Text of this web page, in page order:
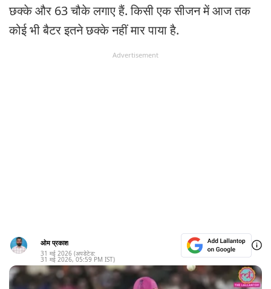
छक्के और 63 चौके लगाए हैं. किसी एक सीजन में आज तक
कोई भी बैटर इतने छक्के नहीं मार पाया है.
Advertisement
ओम प्रकाश
31 मई 2026 (अपडेटेड:
31 मई 2026, 05:59 PM IST)